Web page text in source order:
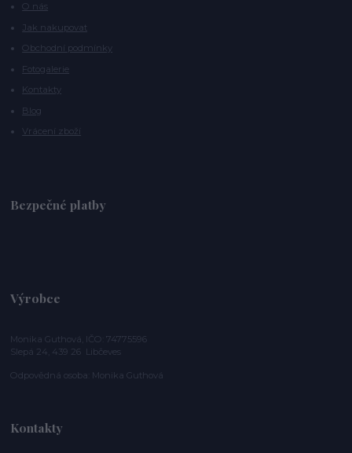
O nás
Jak nakupovat
Obchodní podmínky
Fotogalerie
Kontakty
Blog
Vrácení zboží
Bezpečné platby
Výrobce
Monika Guthová, IČO: 74775596
Slepá 24, 439 26 Libčeves
Odpovědná osoba: Monika Guthová
Kontakty